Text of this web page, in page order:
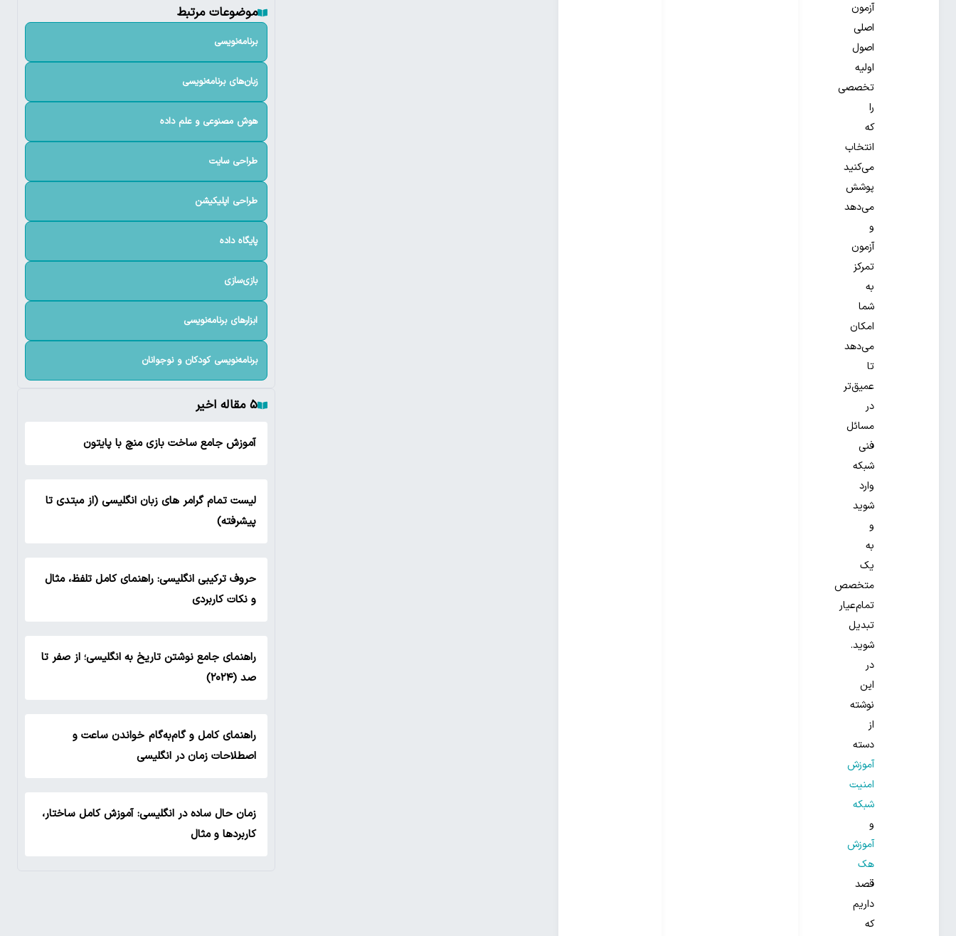
آزمون
اصلی
اصول
اولیه
تخصصی
را
که
انتخاب
می‌کنید
پوشش
می‌دهد
و
آزمون
تمرکز
به
شما
امکان
می‌دهد
تا
عمیق‌تر
در
مسائل
فنی
شبکه
وارد
شوید
و
به
یک
متخصص
تمام‌عیار
تبدیل
شوید.
در
این
نوشته
از
دسته
آموزش
امنیت
شبکه
و
آموزش
هک
قصد
داریم
که
موضوعات مرتبط
برنامه‌نویسی
زبان‌های برنامه‌نویسی
هوش مصنوعی و علم داده
طراحی سایت
طراحی اپلیکیشن
پایگاه داده
بازی‌سازی
ابزارهای برنامه‌نویسی
برنامه‌نویسی کودکان و نوجوانان
۵ مقاله اخیر
آموزش جامع ساخت بازی منچ با پایتون
لیست تمام گرامر های زبان انگلیسی (از مبتدی تا
پیشرفته)
حروف ترکیبی انگلیسی: راهنمای کامل تلفظ، مثال
و نکات کاربردی
راهنمای جامع نوشتن تاریخ به انگلیسی؛ از صفر تا
صد (۲۰۲۴)
راهنمای کامل و گام‌به‌گام خواندن ساعت و
اصطلاحات زمان در انگلیسی
زمان حال ساده در انگلیسی: آموزش کامل ساختار،
کاربردها و مثال